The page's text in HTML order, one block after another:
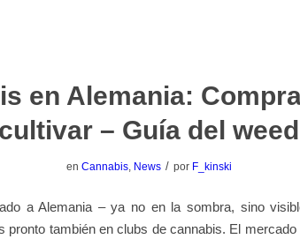
en Alemania:
cultivar – Guía del weed
en Cannabis, News / por F_kinski
a Alemania – ya no en la sombra, sino
pronto también en clubs de cannabis. El